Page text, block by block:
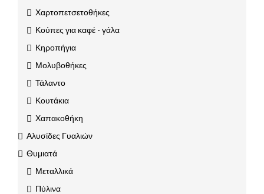
Χαρτοπετσετοθήκες
Κούπες για καφέ - γάλα
Κηροπήγια
Μολυβοθήκες
Τάλαντο
Κουτάκια
Χαπακοθήκη
Αλυσίδες Γυαλιών
Θυμιατά
Μεταλλικά
Πύλινα